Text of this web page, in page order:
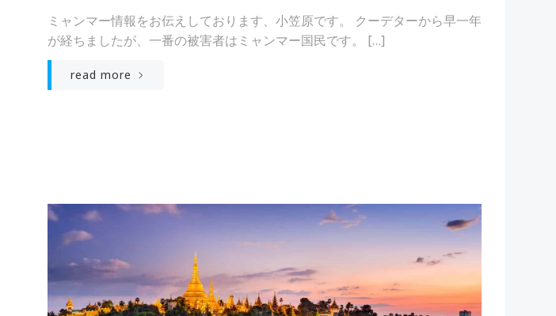
ミャンマー情報をお伝えしております、小笠原です。 クーデターから早一年
が経ちましたが、一番の被害者はミャンマー国民です。 […]
read more